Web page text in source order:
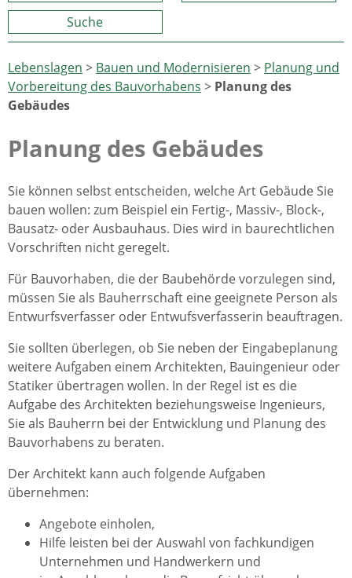
Suche
Lebenslagen > Bauen und Modernisieren > Planung und
Vorbereitung des Bauvorhabens > Planung des
Gebäudes
Planung des Gebäudes
Sie können selbst entscheiden, welche Art Gebäude Sie
bauen wollen: zum Beispiel ein Fertig-, Massiv-, Block-,
Bausatz- oder Ausbauhaus. Dies wird in baurechtlichen
Vorschriften nicht geregelt.
Für Bauvorhaben, die der Baubehörde vorzulegen sind,
müssen Sie als Bauherrschaft eine geeignete Person als
Entwurfsverfasser oder Entwufsverfasserin beauftragen.
Sie sollten überlegen, ob Sie neben der Eingabeplanung
weitere Aufgaben einem Architekten, Bauingenieur oder
Statiker übertragen wollen. In der Regel ist es die
Aufgabe des Architekten beziehungsweise Ingenieurs,
Sie als Bauherrn bei der Entwicklung und Planung des
Bauvorhabens zu beraten.
Der Architekt kann auch folgende Aufgaben
übernehmen:
Angebote einholen,
Hilfe leisten bei der Auswahl von fachkundigen
Unternehmen und Handwerkern und